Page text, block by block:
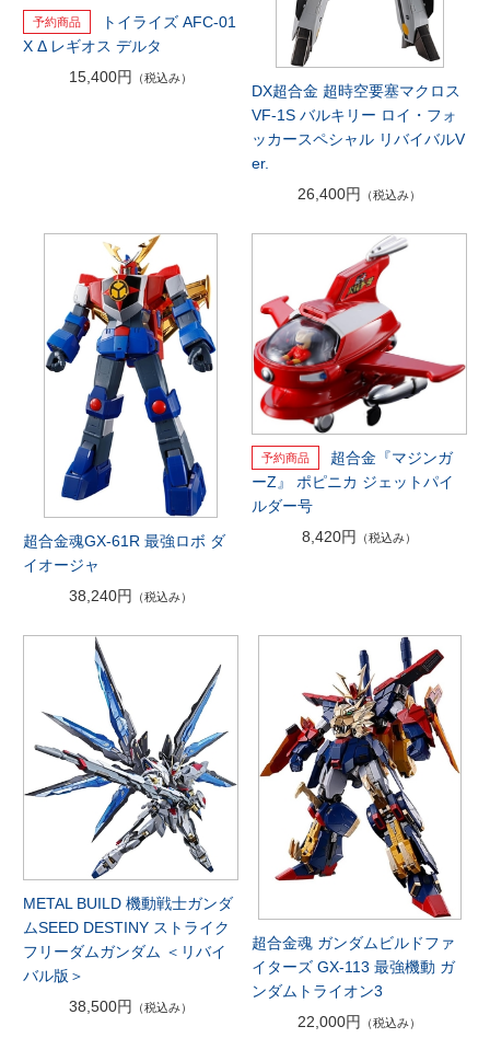
トイライズ AFC-01
X Δ レギオス デルタ
15,400円
（税込み）
DX超合金 超時空要塞マクロス
VF-1S バルキリー ロイ・フォ
ッカースペシャル リバイバルV
er.
26,400円
（税込み）
超合金魂GX-61R 最強ロボ ダ
イオージャ
38,240円
（税込み）
超合金『マジンガ
ーZ』 ポピニカ ジェットパイ
ルダー号
8,420円
（税込み）
METAL BUILD 機動戦士ガンダ
ムSEED DESTINY ストライク
フリーダムガンダム ＜リバイ
バル版＞
38,500円
（税込み）
超合金魂 ガンダムビルドファ
イターズ GX-113 最強機動 ガ
ンダムトライオン3
22,000円
（税込み）